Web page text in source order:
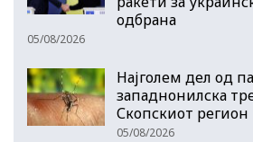
одбрана
05/08/2026
Најголем дел од
западнонилска
Скопскиот регион
05/08/2026